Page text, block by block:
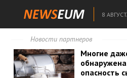
8
Новости партнеров
Многие
опасность